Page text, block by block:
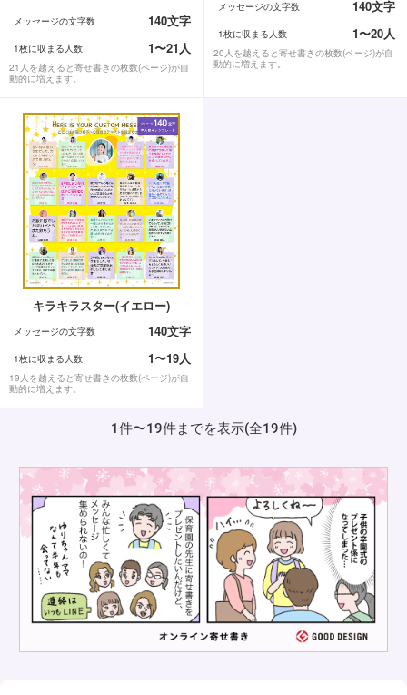
メッセージの文字数 140文字
1枚に収まる人数 1〜21人
21人を越えると寄せ書きの枚数(ページ)が自
動的に増えます。
メッセージの文字数 140文字
1枚に収まる人数 1〜20人
20人を越えると寄せ書きの枚数(ページ)が自
動的に増えます。
キラキラスター(イエロー)
メッセージの文字数 140文字
1枚に収まる人数 1〜19人
19人を越えると寄せ書きの枚数(ページ)が自
動的に増えます。
1件〜19件までを表示(全19件)